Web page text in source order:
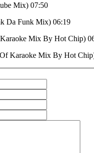
Mix) 07:50
Da Funk Mix) 06:19
Mix By Hot Chip)
Karaoke Mix By Hot